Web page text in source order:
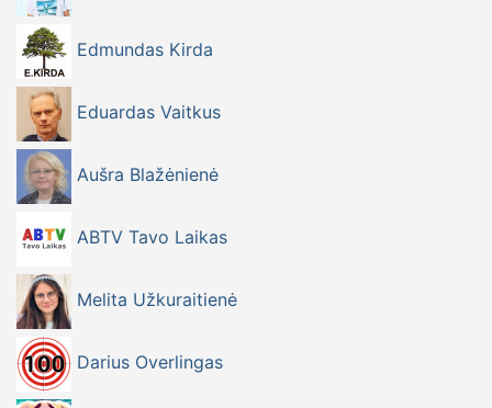
Edmundas Kirda
Eduardas Vaitkus
Aušra Blažėnienė
ABTV Tavo Laikas
Melita Užkuraitienė
Darius Overlingas